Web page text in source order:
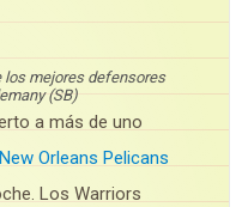
los mejores defensores
(SB)
a más de uno
New Orleans Pelicans
Los Warriors